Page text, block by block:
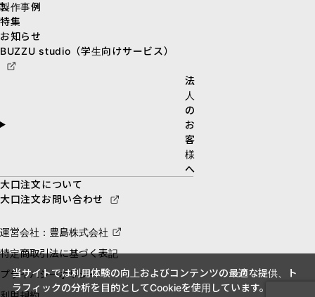
製作事例
特集
お知らせ
BUZZU studio（学生向けサービス）
法
人
の
お
客
様
へ
大口注文について
大口注文お問い合わせ
運営会社：豊島株式会社
特定商取引法に基づく表記
プライバシーポリシー
当サイトでは利用体験の向上およびコンテンツの最適な提供、ト
ラフィックの分析を目的としてCookieを使用しています。